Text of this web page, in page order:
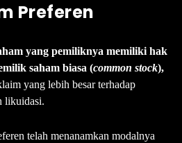
Preferen
yang pemiliknya memiliki hak
saham biasa (common stock),
yang lebih besar terhadap
likuidasi.
telah menanamkan modalnya